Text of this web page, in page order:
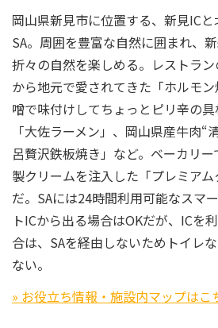
岡山県新見市に位置する、新見IC
SA。周囲を豊富な自然に囲まれ、
折々の自然を楽しめる。レストラ
から地元で愛されてきた「ホルモ
噌で味付けしてちょっとピリ辛の
「大佐ラーメン」、岡山県産牛肉“
呂贅沢鉄板焼き」など。ベーカリ
製クリームを注入した「プレミア
だ。SAには24時間利用可能なスマ
トICから出る場合はOKだが、ICを
合は、SAを経由しないためトイレ
ない。
» お役立ち情報・施設内マップはこ